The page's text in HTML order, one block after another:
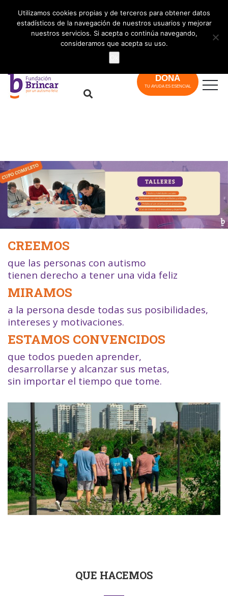
DONÁ
TU AYUDA ES ESENCIAL
CREEMOS
que las personas con autismo
tienen derecho a tener una vida feliz
MIRAMOS
a la persona desde todas sus posibilidades,
intereses y motivaciones.
ESTAMOS CONVENCIDOS
que todos pueden aprender,
desarrollarse y alcanzar sus metas,
sin importar el tiempo que tome.
QUE HACEMOS
Utilizamos cookies propias y de terceros para obtener datos
estadísticos de la navegación de nuestros usuarios y mejorar
nuestros servicios. Si acepta o continúa navegando,
consideramos que acepta su uso.